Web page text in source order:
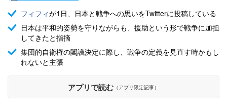
フィフィが1日、日本と戦争への思いをTwitterに投稿している
日本は平和的姿勢を守りながらも、援助という形で戦争に加担
してきたと指摘
集団的自衛権の閣議決定に際し、戦争の定義を見直す時かもし
れないと主張
アプリで読む （アプリ限定記事）